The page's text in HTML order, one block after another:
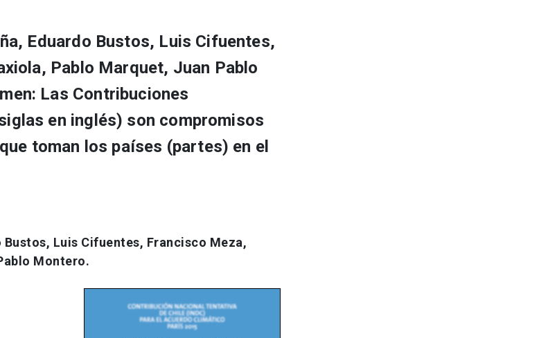
Eduardo Bustos, Luis Cifuentes,
Pablo Marquet, Juan Pablo
Las Contribuciones
en inglés) son compromisos
toman los países (partes) en el
Luis Cifuentes, Francisco Meza,
Montero.